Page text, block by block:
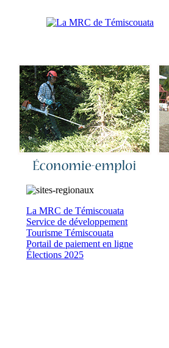
La MRC de Témiscouata
Service de développement
Tourisme Témiscouata
Portail de paiement en ligne
Élections 2025